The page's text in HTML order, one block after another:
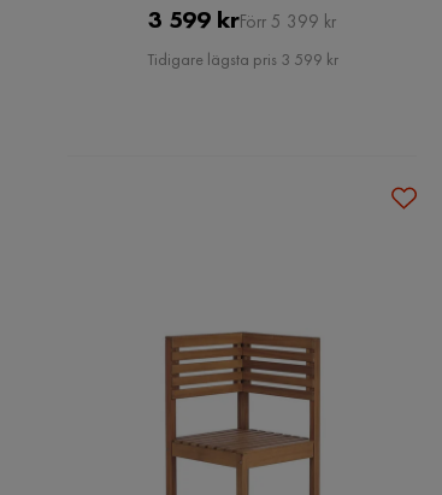
Pris
3 599 krOriginal
Pris
Förr 5 399 kr
Tidigare lägsta pris 3 599 kr